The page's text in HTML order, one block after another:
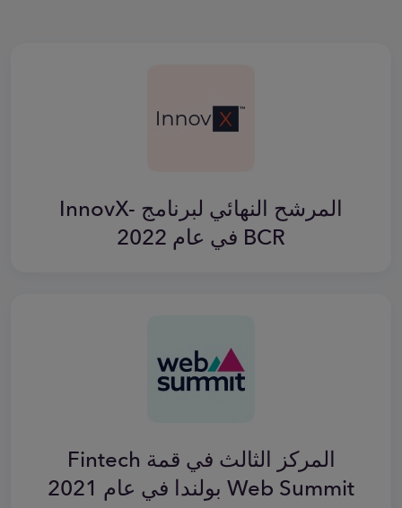
المرشح النهائي لبرنامج InnovX-
BCR في عام 2022
المركز الثالث في قمة Fintech
Web Summit بولندا في عام 2021